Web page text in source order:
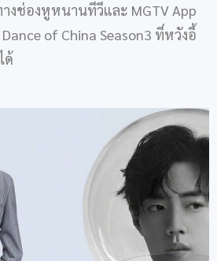
งช่องหูหนานทีวีและ MGTV App
of China Season3 ที่หวังอี้
ด้